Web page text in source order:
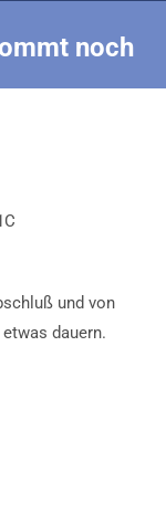
noch
und von
dauern.